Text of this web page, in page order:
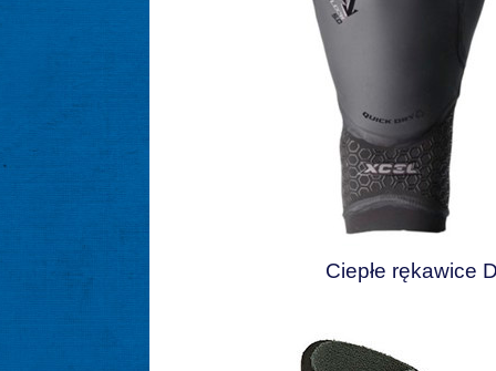
Ciepłe rękawice